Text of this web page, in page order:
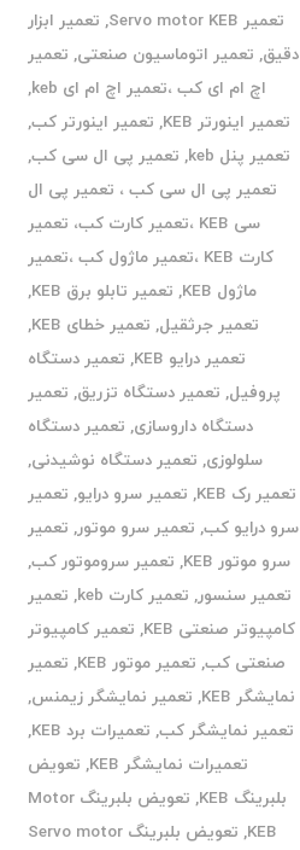
تعمیر Servo motor KEB
, تعمیر ابزار
دقیق, تعمیر اتوماسیون صنعتی, تعمیر
اچ ام ای کب ،تعمیر اچ ام ای keb
,
تعمیر اینورتر KEB
, تعمیر اینورتر کب,
تعمیر پنل keb
, تعمیر پی ال سی کب,
تعمیر پی ال سی کب ، تعمیر پی ال
سی KEB ،تعمیر کارت کب، تعمیر
کارت KEB ،تعمیر ماژول کب ،تعمیر
ماژول KEB
, تعمیر تابلو برق KEB
,
تعمیر جرثقیل, تعمیر خطای KEB
,
تعمیر درایو KEB
, تعمیر دستگاه
پروفیل, تعمیر دستگاه تزریق, تعمیر
دستگاه داروسازی, تعمیر دستگاه
سلولوزی, تعمیر دستگاه نوشیدنی,
تعمیر رک KEB
, تعمیر سرو درایو, تعمیر
سرو درایو کب, تعمیر سرو موتور, تعمیر
سرو موتور KEB
, تعمیر سروموتور کب,
تعمیر سنسور, تعمیر کارت keb , تعمیر
کامپیوتر صنعتی KEB
, تعمیر کامپیوتر
صنعتی کب, تعمیر موتور KEB , تعمیر
نمایشگر KEB
, تعمیر نمایشگر زیمنس,
تعمیر نمایشگر کب, تعمیرات برد KEB
,
تعمیرات نمایشگر KEB
, تعویض
بلبرینگ KEB
,
تعویض بلبرینگ Motor
KEB
, تعویض بلبرینگ Servo motor